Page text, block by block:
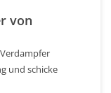
von
und schicke